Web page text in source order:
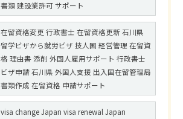
書類 建設業許可 サポート
在留資格変更 行政書士 在留資格更新 石川県
留学ビザから就労ビザ 技人国 経営管理 在留資
格 理由書 添削 外国人雇用サポート 行政書士
ビザ申請 石川県 外国人支援 出入国在留管理局
書類作成 在留資格 申請サポート
visa change Japan visa renewal Japan